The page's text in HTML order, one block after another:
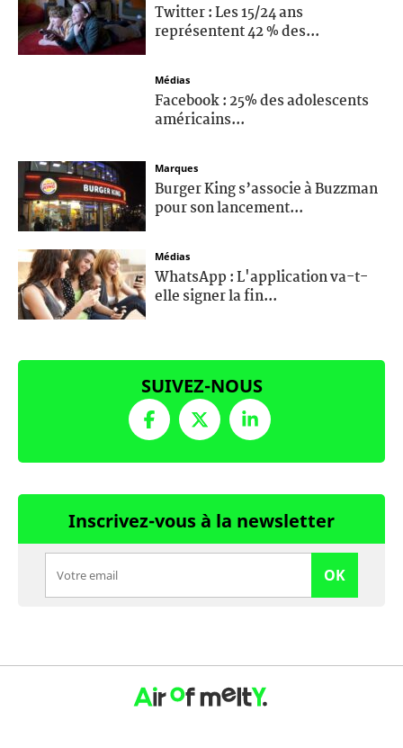
Twitter : Les 15/24 ans
représentent 42 % des...
Médias
Facebook : 25% des adolescents
américains...
Marques
Burger King s’associe à Buzzman
pour son lancement...
Médias
WhatsApp : L'application va-t-
elle signer la fin...
SUIVEZ-NOUS
Inscrivez-vous à la newsletter
OK